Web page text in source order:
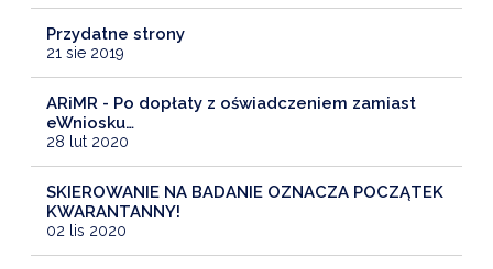
Przydatne strony
21 sie 2019
ARiMR - Po dopłaty z oświadczeniem zamiast
eWniosku…
28 lut 2020
SKIEROWANIE NA BADANIE OZNACZA POCZĄTEK
KWARANTANNY!
02 lis 2020